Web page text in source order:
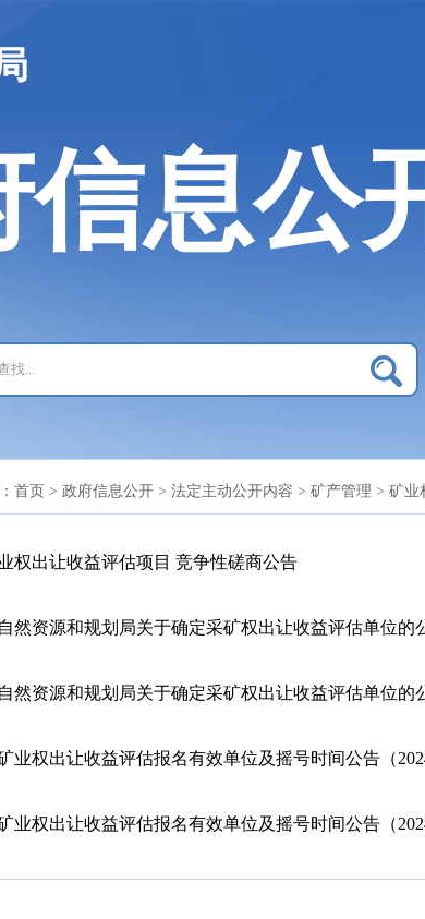
信息公
首页 > 政府信息公开 > 法定主动公开内容 > 矿产管理 > 矿业
权出让收益评估项目 竞争性磋商公告
然资源和规划局关于确定采矿权出让收益评估单位的公告（
然资源和规划局关于确定采矿权出让收益评估单位的公告（
业权出让收益评估报名有效单位及摇号时间公告（
业权出让收益评估报名有效单位及摇号时间公告（